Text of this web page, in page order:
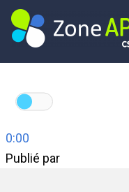
0:00
Publié par